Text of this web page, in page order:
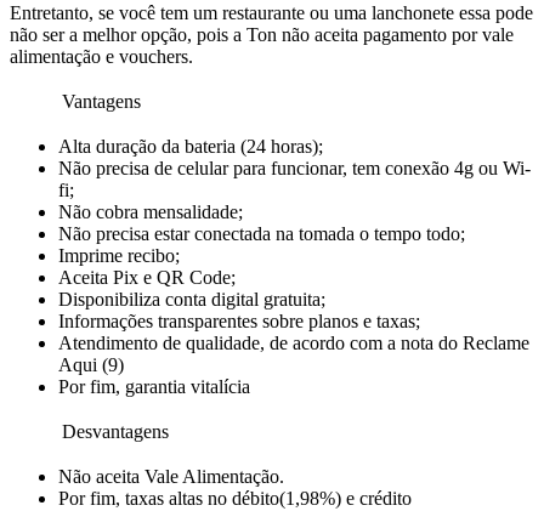
Entretanto, se você tem um restaurante ou uma lanchonete essa pode
não ser a melhor opção, pois a Ton não aceita pagamento por vale
alimentação e vouchers.
Vantagens
Alta duração da bateria (24 horas);
Não precisa de celular para funcionar, tem conexão 4g ou Wi-
fi;
Não cobra mensalidade;
Não precisa estar conectada na tomada o tempo todo;
Imprime recibo;
Aceita Pix e QR Code;
Disponibiliza conta digital gratuita;
Informações transparentes sobre planos e taxas;
Atendimento de qualidade, de acordo com a nota do Reclame
Aqui (9)
Por fim, garantia vitalícia
Desvantagens
Não aceita Vale Alimentação.
Por fim, taxas altas no débito(1,98%) e crédito